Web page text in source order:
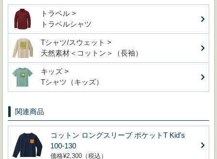
トラベル >
トラベルシャツ
Tシャツ/スウェット >
天然素材＜コットン＞（長袖）
キッズ >
Tシャツ（キッズ）
関連商品
コットン ロングスリーブ ポケットT Kid's
100-130
価格¥2,300（税込）